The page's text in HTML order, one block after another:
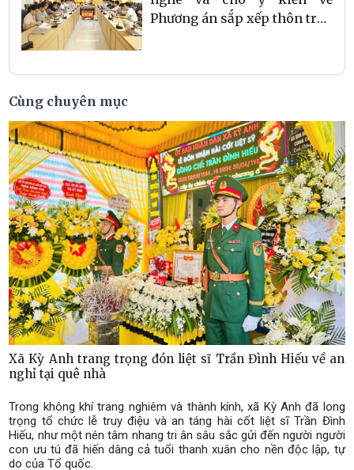
Phương án sắp xếp thôn trên
Cùng chuyên mục
Xã Kỳ Anh trang trọng đón liệt sĩ Trần Đình Hiếu về an
nghỉ tại quê nhà
Trong không khí trang nghiêm và thành kính, xã Kỳ Anh đã long
trọng tổ chức lễ truy điệu và an táng hài cốt liệt sĩ Trần Đình
Hiếu, như một nén tâm nhang tri ân sâu sắc gửi đến người người
con ưu tú đã hiến dâng cả tuổi thanh xuân cho nền độc lập, tự
do của Tổ quốc.